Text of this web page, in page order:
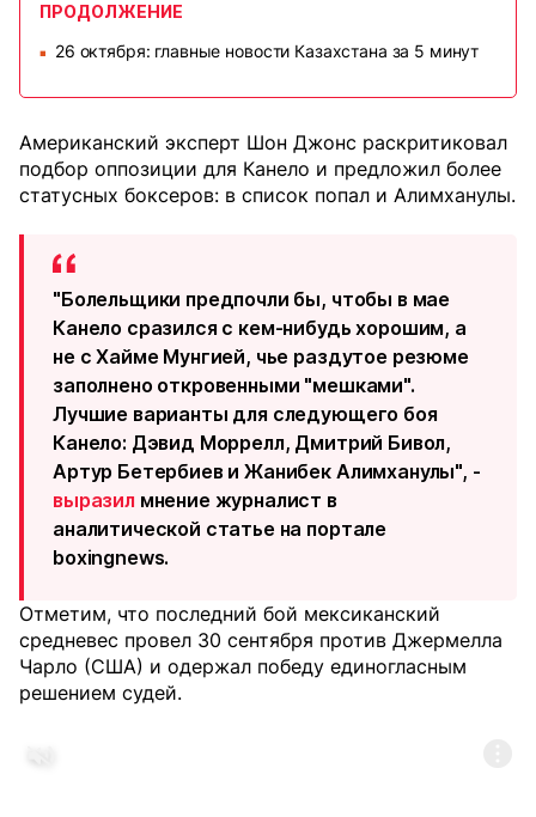
ПРОДОЛЖЕНИЕ
■ 26 октября: главные новости Казахстана за 5 минут
Американский эксперт Шон Джонс раскритиковал
подбор оппозиции для Канело и предложил более
статусных боксеров: в список попал и Алимханулы.
"Болельщики предпочли бы, чтобы в мае
Канело сразился с кем-нибудь хорошим, а
не с Хайме Мунгией, чье раздутое резюме
заполнено откровенными "мешками".
Лучшие варианты для следующего боя
Канело: Дэвид Моррелл, Дмитрий Бивол,
Артур Бетербиев и Жанибек Алимханулы", -
выразил мнение журналист в
аналитической статье на портале
boxingnews.
Отметим, что последний бой мексиканский
средневес провел 30 сентября против Джермелла
Чарло (США) и одержал победу единогласным
решением судей.